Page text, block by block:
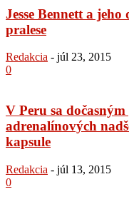
Jesse Bennett a
pralese
Redakcia - júl 23, 2015
0
V Peru sa
adrenalínových
kapsule
Redakcia - júl 13, 2015
0